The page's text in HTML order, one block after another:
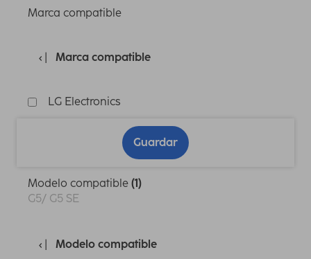
Marca compatible
Marca compatible
LG Electronics
Guardar
Modelo compatible (1)
G5/ G5 SE
Modelo compatible